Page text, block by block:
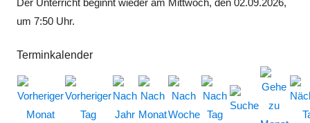
Der Unterricht beginnt wieder am Mittwoch, den 02.09.2026,
um 7:50 Uhr.
Terminkalender